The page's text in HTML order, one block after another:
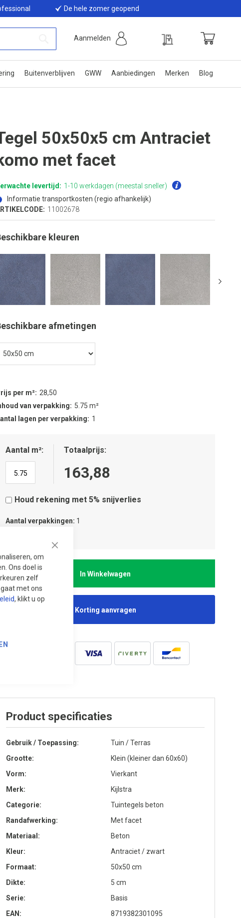
om
Ons doel is
zelf
met ons
, klikt u op
De hele zomer geopend
Aanmelden
Buitenverblijven GWW Aanbiedingen Merken Blog
50x50x5 cm Antraciet
met facet
levertijd: 1-10 werkdagen (meestal sneller)
Informatie transportkosten (regio afhankelijk)
11002678
kleuren
afmetingen
per m²
28,50
van verpakking
5.75 m²
lagen per verpakking
1
Aantal m² Totaalprijs
163,88
Houd rekening met 5% snijverlies
Aantal verpakkingen 1
In Winkelwagen
Korting aanvragen
Product specificaties
Gebruik / Toepassing
Tuin / Terras
Grootte
Klein (kleiner dan 60x60)
Vorm
Vierkant
Merk
Kijlstra
Categorie
Tuintegels beton
Randafwerking
Met facet
Materiaal
Beton
Kleur
Antraciet / zwart
Formaat
50x50 cm
Dikte
5 cm
Serie
Basis
EAN
8719382301095